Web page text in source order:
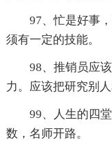
97、忙是好事
须有一定的技能。
98、推销员应
力。应该把研究别
99、人生的四
数，名师开路。